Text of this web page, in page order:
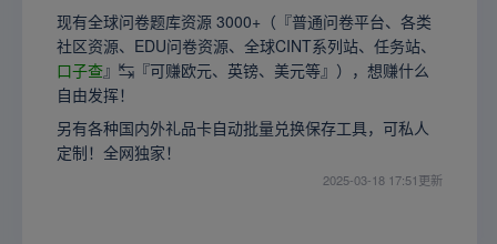
现有全球问卷题库资源 3000+（『普通问卷平台、各类
社区资源、EDU问卷资源、全球CINT系列站、任务站、
口子查』↹『可赚欧元、英镑、美元等』），想赚什么
自由发挥！
另有各种国内外礼品卡自动批量兑换保存工具，可私人
定制！全网独家！
2025-03-18 17:51更新